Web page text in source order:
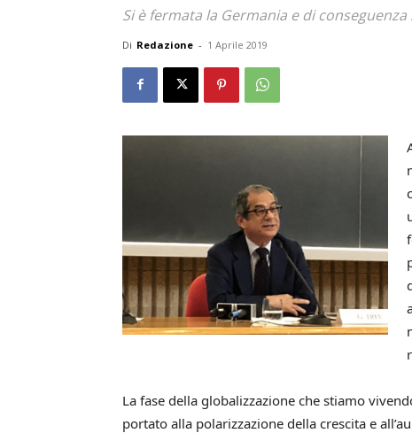
Si è fermata la Germania e di
Di Redazione - 1 Aprile 2019
La fase della globalizzazione che stiamo
portato alla polarizzazione della crescita e